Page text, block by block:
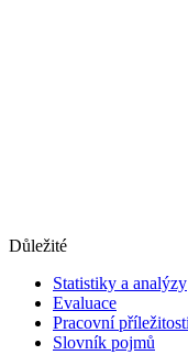
Důležité
Statistiky a analýzy
Evaluace
Pracovní příležitosti
Slovník pojmů